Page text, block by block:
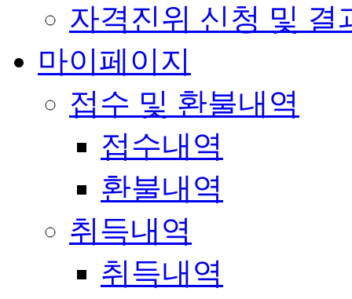
자격진위 신청 및 결
마이페이지
접수 및 환불내역
접수내역
환불내역
취득내역
취득내역